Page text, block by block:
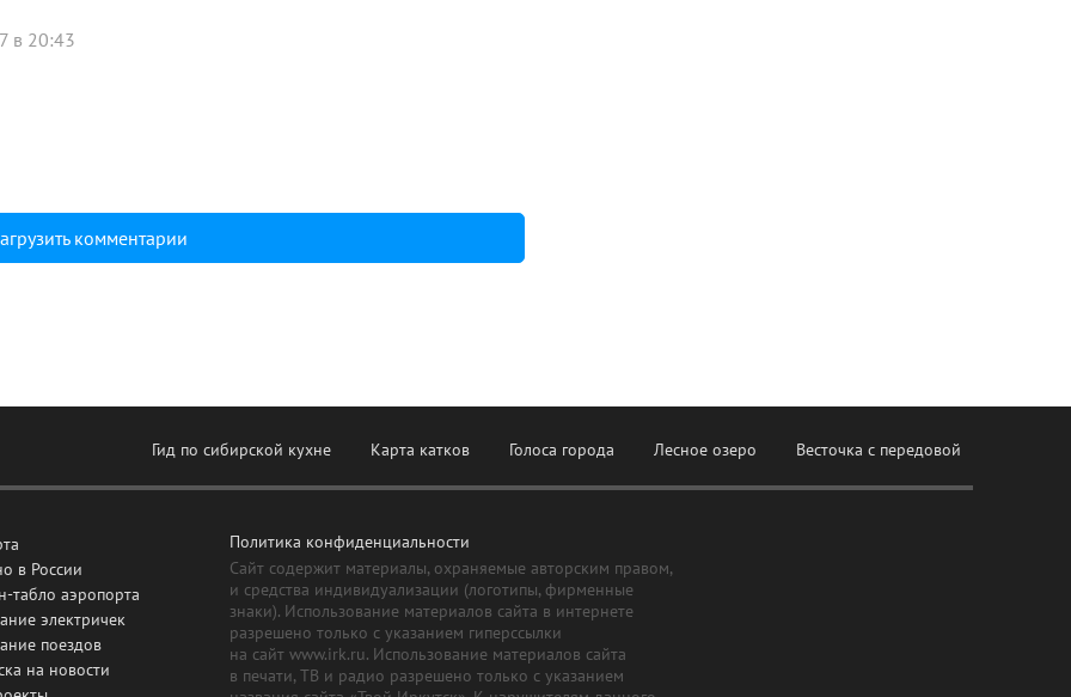
в 20:43
комментарии
Гид по сибирской кухне Карта катков Голоса города Лесное озеро Весточка с передовой
в России
табло аэропорта
электричек
поездов
на новости
Политика конфиденциальности
Сайт содержит материалы, охраняемые авторским правом,
и средства индивидуализации (логотипы, фирменные
знаки). Использование материалов сайта в интернете
разрешено только с указанием гиперссылки
на сайт www.irk.ru. Использование материалов сайта
в печати, ТВ и радио разрешено только с указанием